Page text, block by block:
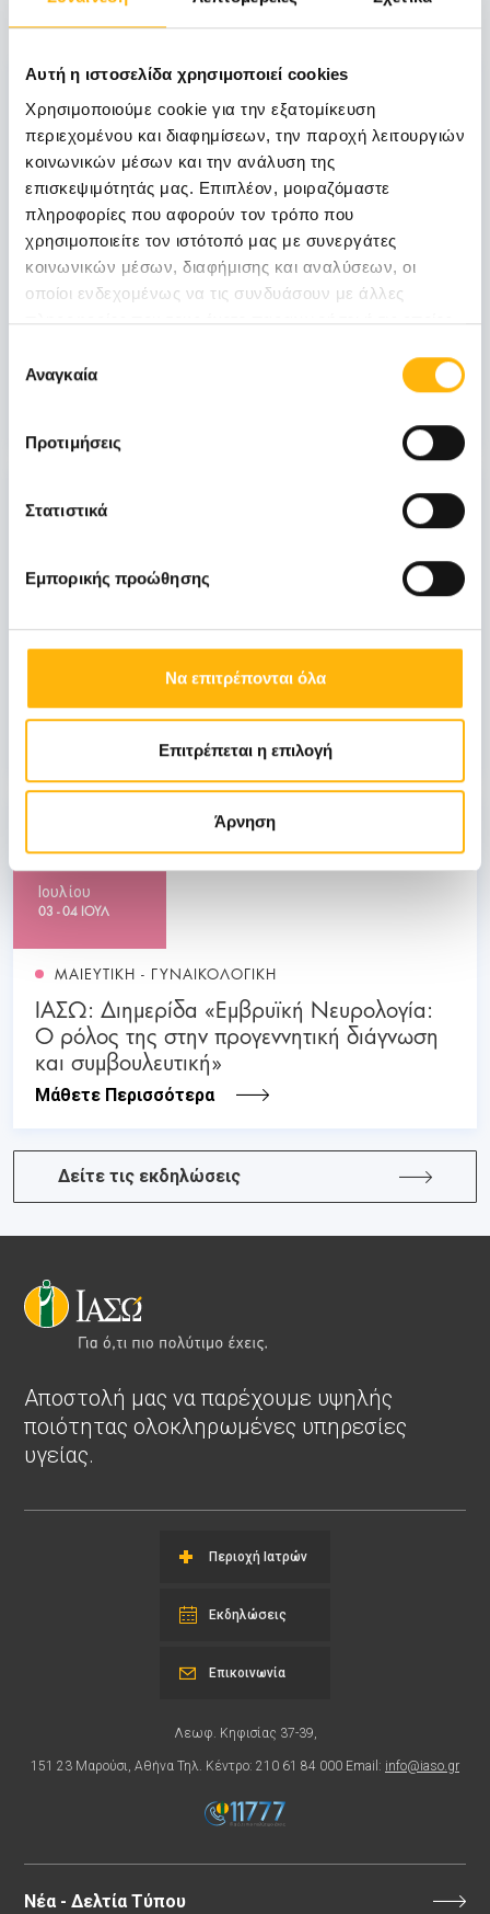
Αυτή η ιστοσελίδα χρησιμοποιεί cookies
Χρησιμοποιούμε cookie για την εξατομίκευση
περιεχομένου και διαφημίσεων, την παροχή λειτουργιών
κοινωνικών μέσων και την ανάλυση της
επισκεψιμότητάς μας. Επιπλέον, μοιραζόμαστε
πληροφορίες που αφορούν τον τρόπο που
χρησιμοποιείτε τον ιστότοπό μας με συνεργάτες
κοινωνικών μέσων, διαφήμισης και αναλύσεων, οι
οποίοι ενδεχομένως να τις συνδυάσουν με άλλες
πληροφορίες που τους έχετε παραχωρήσει ή τις οποίες
των υπηρεσιών τους.
συγκατάθεσης
Αναγκαία
Προτιμήσεις
Στατιστικά
Εμπορικής προώθησης
Να επιτρέπονται όλα
Επιτρέπεται η επιλογή
Άρνηση
06
Νοεμβρίου
06 - 07 ΝΟΕ
ΓΕΝΙΚΗ ΚΛΙΝΙΚΗ
ΙΑΣΩ Γενική Κλινική: Επιστημονική
Διημερίδα «Γυναικολογικές νεοπλασίες και
νεοπλασίες ουροποιητικού και μαστού:
δεδομένα από το ESMO 2026»
31
ΓΕΝΙΚΗ ΚΛΙΝΙΚΗ
ΙΑΣΩ: Ημερίδα «Ενδιαφέροντα θέματα
Λοιμώξεων»
Μάθετε Περισσότερα
03
Ιουλίου
03 - 04 ΙΟΥΛ
ΜΑΙΕΥΤΙΚΗ - ΓΥΝΑΙΚΟΛΟΓΙΚΗ
ΙΑΣΩ: Διημερίδα «Εμβρυϊκή Νευρολογία:
Ο ρόλος της στην προγεννητική διάγνωση
και συμβουλευτική»
Μάθετε Περισσότερα
Δείτε τις εκδηλώσεις
Αποστολή μας να παρέχουμε υψηλής
ποιότητας ολοκληρωμένες υπηρεσίες
υγείας.
Περιοχή Ιατρών
Εκδηλώσεις
Λεωφ. Κηφισίας 37-39,
151 23 Μαρούσι, Αθήνα Τηλ. Κέντρο: 210 61 84 000 Email: info@iaso.gr
Επικοινωνία
Νέα - Δελτία Τύπου